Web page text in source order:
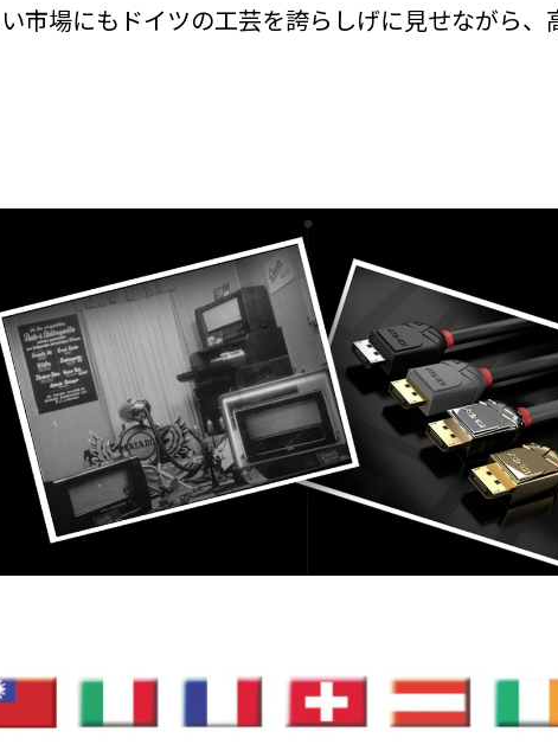
市場にもドイツの工芸を誇らしげに見せながら